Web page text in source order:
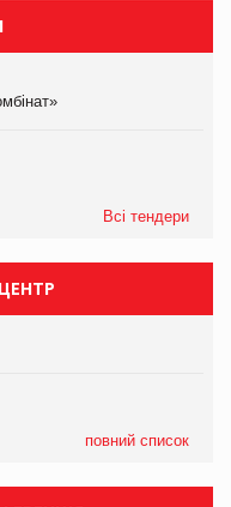
Всі тендери
повний список